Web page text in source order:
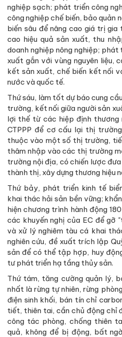
nghiệp sạch; phát triển công
công nghiệp chế biến, bảo quản
biến sâu để nâng cao giá trị
cao hiệu quả sản xuất, thu
doanh nghiệp nông nghiệp;
xuất gắn với vùng nguyên liệu,
kết sản xuất, chế biến kết nối
nước và quốc tế.
Thứ sáu, làm tốt dự báo cung
trường, kết nối giữa người sản
lợi thế từ các hiệp định thương
CTPPP để cơ cấu lại thị
thuộc vào một số thị trường,
thâm nhập vào các thị trường
trường nội địa, có chiến lược
thành thị, xây dựng thương hiệu
Thứ bảy, phát triển kinh tế
khai thác hải sản bền vững;
hiện chương trình hành động
các khuyến nghị của EC để gỡ
và xử lý nghiêm tàu cá khai
nghiên cứu, đề xuất trích lập
sản để có thể tập hợp, huy
tư phát triển hạ tầng thủy sản.
Thứ tám, tăng cường quản lý,
nhất là rừng tự nhiên, rừng
điện sinh khối, bán tín chỉ
tiết, thiên tai, cần chủ động chỉ
công tác phòng, chống thiên
quả, không để bị động, bất